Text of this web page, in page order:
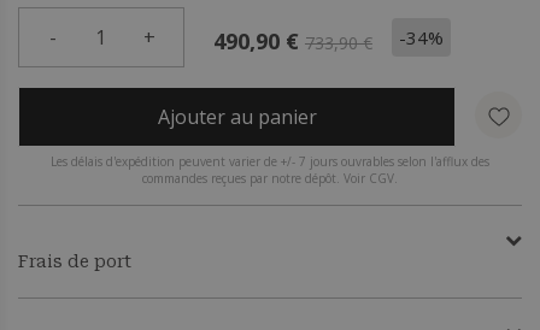
- 1 + 490,90 € 733,90 € -34%
Ajouter au panier
Les délais d'expédition peuvent varier de +/- 7 jours ouvrables selon l'afflux des
commandes reçues par notre dépôt. Voir CGV.
Frais de port